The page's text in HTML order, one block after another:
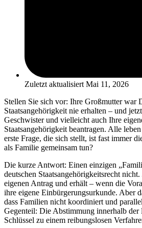
Zuletzt aktualisiert Mai 11, 2026
Stellen Sie sich vor: Ihre Großmutter war
Staatsangehörigkeit nie erhalten – und
Geschwister und vielleicht auch Ihre
Staatsangehörigkeit beantragen. Alle
erste Frage, die sich stellt, ist fast immer
als Familie gemeinsam tun?
Die kurze Antwort: Einen einzigen
deutschen Staatsangehörigkeitsrecht
eigenen Antrag und erhält – wenn die
ihre eigene Einbürgerungsurkunde. Aber
dass Familien nicht koordiniert und
Gegenteil: Die Abstimmung innerhalb der
Schlüssel zu einem reibungslosen